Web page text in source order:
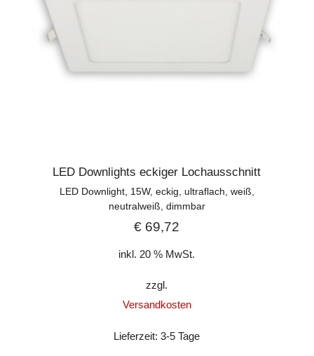
LED Downlights eckiger Lochausschnitt
LED Downlight, 15W, eckig, ultraflach, weiß,
neutralweiß, dimmbar
€ 69,72
inkl. 20 % MwSt.
zzgl.
Versandkosten
Lieferzeit:3-5 Tage